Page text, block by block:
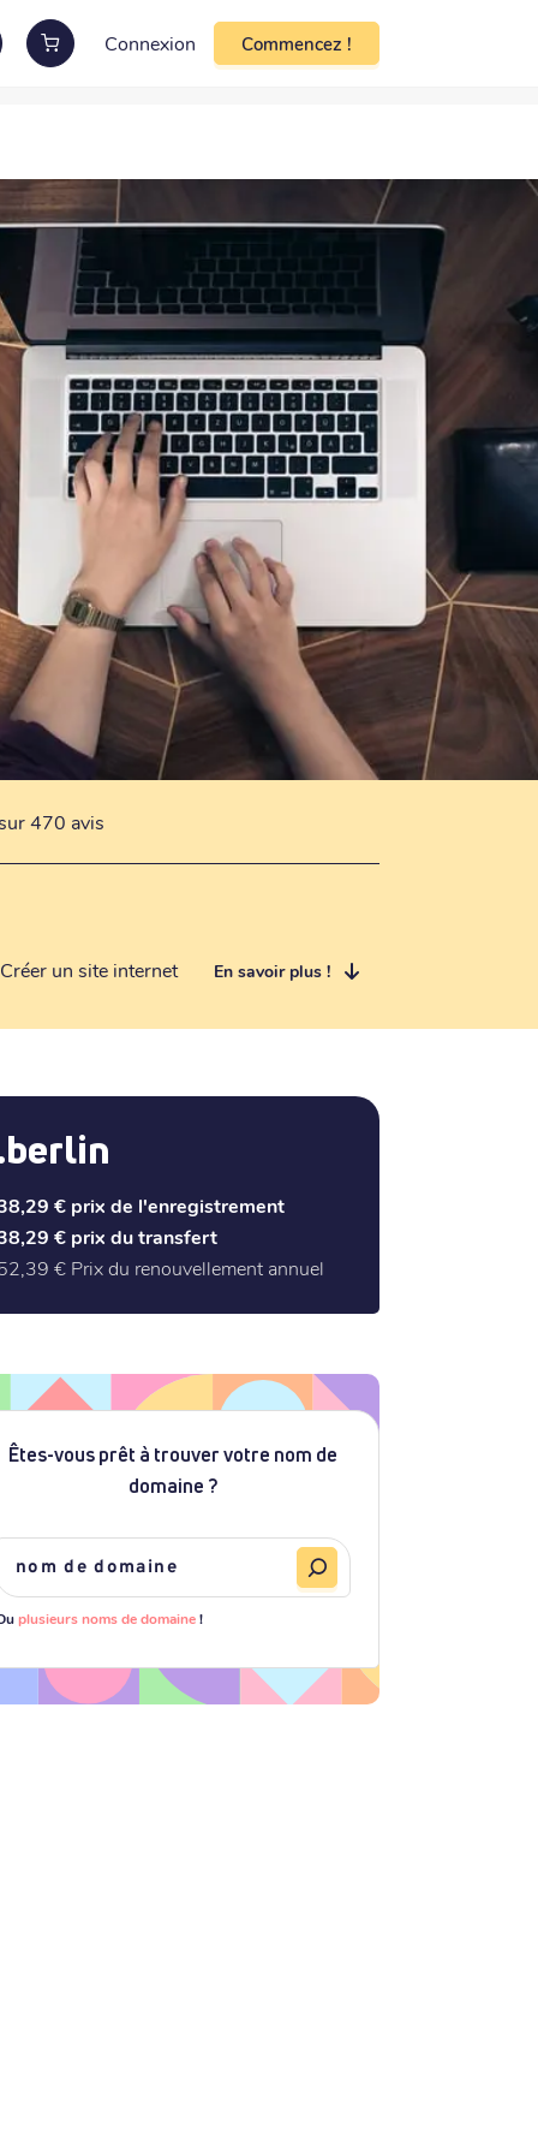
Connexion Commencez !
470 avis
Créer un site internet En savoir plus !
€ prix de l'enregistrement
€ prix du transfert
€ Prix du renouvellement annuel
Êtes-vous prêt à trouver votre nom de
domaine ?
plusieurs noms de domaine!